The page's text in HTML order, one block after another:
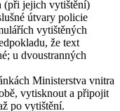
(při jejich vytištění)
útvary policie
vytištěných
že text
u dvoustranných
Ministerstva vnitra
vytisknout a připojit
po vytištění.